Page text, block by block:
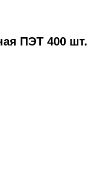
ПЭТ 400 шт.